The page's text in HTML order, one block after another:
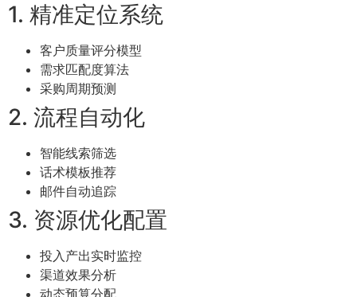
1. 精准定位系统
客户质量评分模型
需求匹配度算法
采购周期预测
2. 流程自动化
智能线索筛选
话术模板推荐
邮件自动追踪
3. 资源优化配置
投入产出实时监控
渠道效果分析